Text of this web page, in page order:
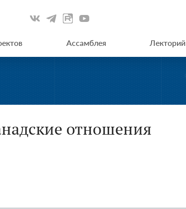
Ассамблея Лекторий
отношения